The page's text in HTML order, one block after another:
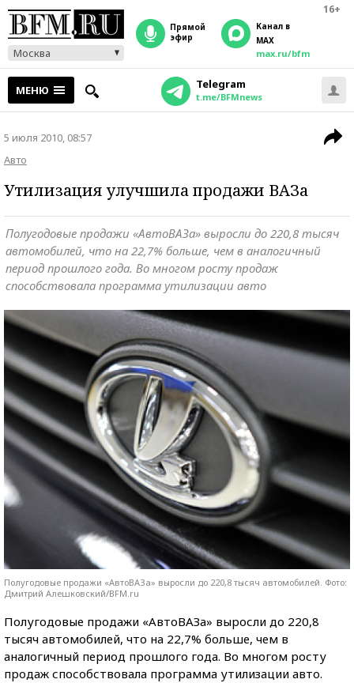
16+
Москва
прямой
эфир
Канал в
MAX
max.ru/bfm
МЕНЮ Telegram
t.me/BFMnews
5 июля 2010, 08:57
Авто
Утилизация улучшила продажи ВАЗа
Полугодовые продажи «АвтоВАЗа» выросли до 220,8 тысяч
автомобилей, что на 22,7% больше, чем в аналогичный
период прошлого года. Во многом росту продаж
способствовала программа утилизации авто
Полугодовые продажи «АвтоВАЗа» выросли до 220,8 тысяч автомобилей. Фото:
Дмитрий Алешковский/BFM.ru
Полугодовые продажи «АвтоВАЗа» выросли до 220,8
тысяч автомобилей, что на 22,7% больше, чем в
аналогичный период прошлого года. Во многом росту
продаж способствовала программа утилизации авто.